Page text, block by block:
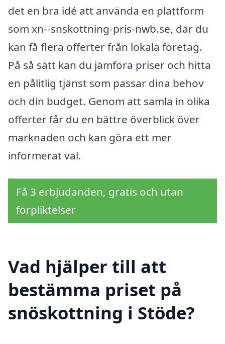
det en bra idé att använda en plattform
som xn--snskottning-pris-nwb.se, där du
kan få flera offerter från lokala företag.
På så sätt kan du jämföra priser och hitta
en pålitlig tjänst som passar dina behov
och din budget. Genom att samla in olika
offerter får du en bättre överblick över
marknaden och kan göra ett mer
informerat val.
Få 3 erbjudanden, gratis och utan
förpliktelser
Vad hjälper till att
bestämma priset på
snöskottning i Stöde?